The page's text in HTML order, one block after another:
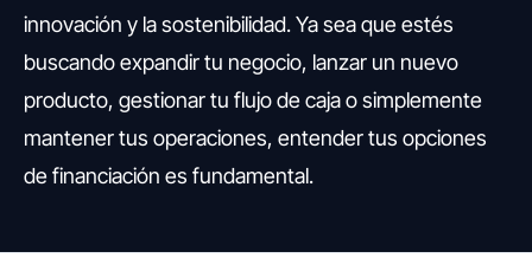
innovación y la sostenibilidad. Ya sea que estés
buscando expandir tu negocio, lanzar un nuevo
producto, gestionar tu flujo de caja o simplemente
mantener tus operaciones, entender tus opciones
de financiación es fundamental.